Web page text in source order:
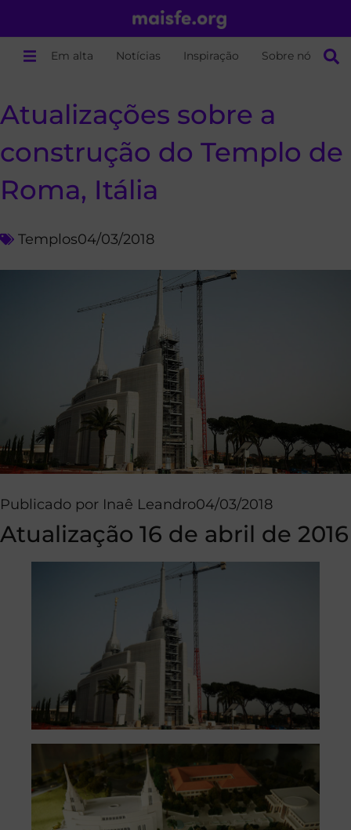
Em alta Notícias Inspiração Sobre nós
Atualizações sobre a
construção do Templo de
Roma, Itália
Templos04/03/2018
Publicado por Inaê Leandro04/03/2018
Atualização 16 de abril de 2016